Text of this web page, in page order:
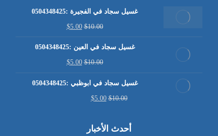
غسيل سجاد في الفجيرة :0504348425
$10.00
$5.00
غسيل سجاد في العين :0504348425
$10.00
$5.00
غسيل سجاد في ابوظبي :0504348425
$10.00
$5.00
أحدث الأخبار